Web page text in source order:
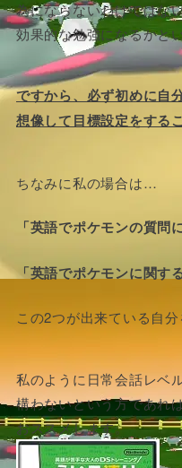
為にならないわけではな
効果的な勉強になるかと
ですから、必ず初めに自
想像して目標設定をする
ちなみに私の場合は…
「英語でポケモンの質問
「英語でポケモンに関す
この2つが出来ている自
私のように日常会話レベ
構わないという方であれ
おススメします。